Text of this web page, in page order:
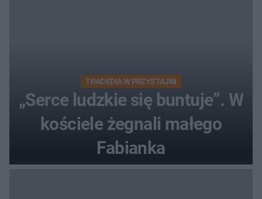
TRAGEDIA W PRZYSTAJNI
„Serce ludzkie się buntuje”. W
kościele żegnali małego
Fabianka